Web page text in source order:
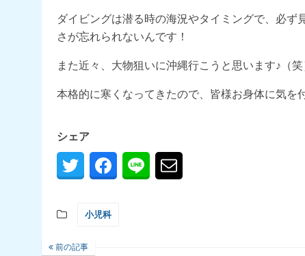
ダイビングは潜る時の海況やタイミングで、必
さが忘れられないんです！
また近々、大物狙いに沖縄行こうと思います♪（笑
本格的に寒くなってきたので、皆様お身体に気を
シェア
小児科
前の記事